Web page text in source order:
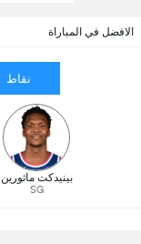
الافضل في المباراة
نقاط
بينيدكت ماثورين
SG